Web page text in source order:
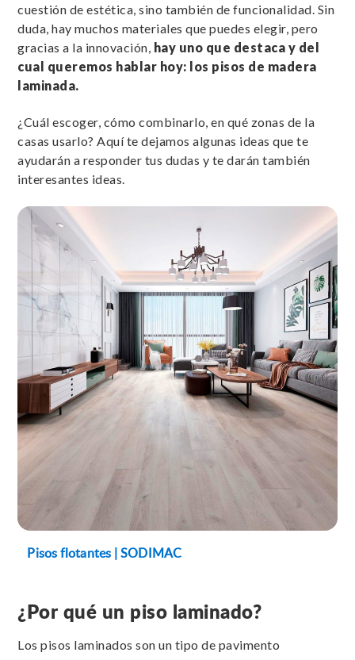
cuestión de estética, sino también de funcionalidad. Sin
duda, hay muchos materiales que puedes elegir, pero
gracias a la innovación, hay uno que destaca y del
cual queremos hablar hoy: los pisos de madera
laminada.
¿Cuál escoger, cómo combinarlo, en qué zonas de la
casas usarlo? Aquí te dejamos algunas ideas que te
ayudarán a responder tus dudas y te darán también
interesantes ideas.
Pisos flotantes | SODIMAC
¿Por qué un piso laminado?
Los pisos laminados son un tipo de pavimento